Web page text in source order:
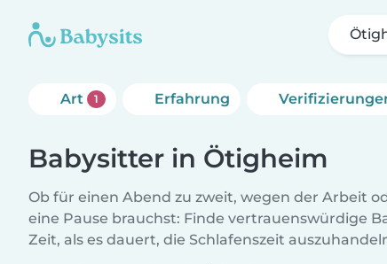
Art 1 Erfahrung
Babysitter in Ötigheim
Ob für einen Abend zu zweit, wegen der Arbeit
eine Pause brauchst: Finde vertrauenswürdige
Zeit, als es dauert, die Schlafenszeit